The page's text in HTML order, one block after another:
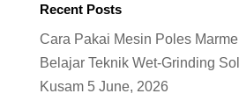
Recent Posts
Cara Pakai Mesin Poles
Belajar Teknik Wet-Grinding
Kusam 5 June, 2026